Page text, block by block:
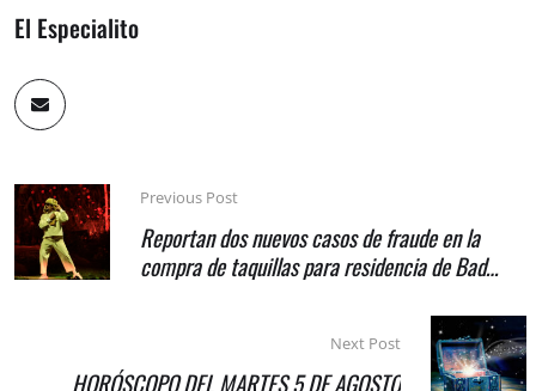
El Especialito
Previous Post
Reportan dos nuevos casos de fraude en la
compra de taquillas para residencia de Bad
Next Post
HORÓSCOPO DEL MARTES 5 DE AGOSTO